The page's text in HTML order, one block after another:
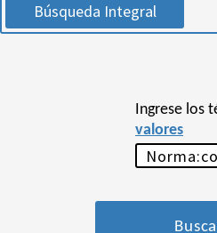
Búsqueda Integral
Ingrese los
valores